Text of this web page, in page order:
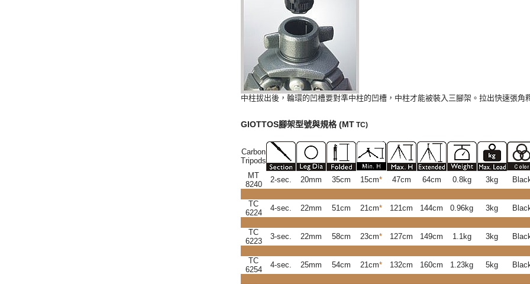
中柱拔出後，輪環的凹槽要對準中柱的凹槽，中柱才能被裝入三腳架。拉出快速張角
GIOTTOS腳架型號與規格(MT TC)
Carbon
Tripods
MT
8240
2-sec. 20mm 35cm 15cm* 47cm 64cm 0.8kg 3kg
TC
6224
4-sec. 22mm 51cm 21cm* 121cm 144cm 0.96kg 3kg
TC
6223
3-sec. 22mm 58cm 23cm* 127cm 149cm 1.1kg 3kg
TC
6254
4-sec. 25mm 54cm 21cm* 132cm 160cm 1.23kg 5kg